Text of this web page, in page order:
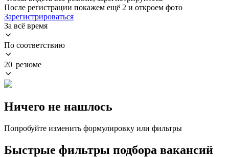
После регистрации покажем ещё 2 и откроем фото
Зарегистрироваться
За всё время
По соответствию
20 резюме
Ничего не нашлось
Попробуйте изменить формулировку или фильтры
Быстрые фильтры подбора вакансий